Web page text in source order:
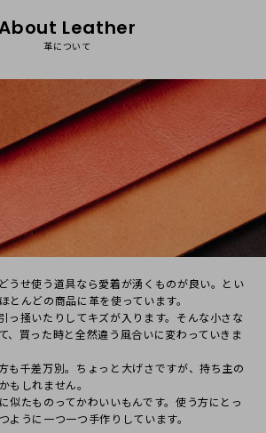
聞きして、とても嬉しく思っております
たら、またのご利用を心よりお待ちして
た！
ました。
雰囲気でとても喜んでもらえました！
ん自分用にもまた購入したいと思いま
とうございました。
Leather
革について
うせ使う道具なら愛着が湧くものが良い。とい
とんどの商品に⾰を使っています。
っ掻いたりしてキズが⼊ります。そんな⼩さな
、買った時と全然違う⾵合いに変わっていきま
も千差万別。ちょっと⼤げさですが、持ち主の
もしれません。
似たものってかわいいもんです。使う⽅にとっ
ように⼀つ⼀つ⼿作りしています。